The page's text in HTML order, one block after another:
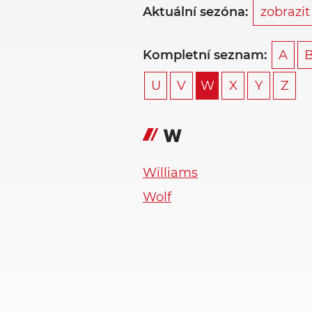
Aktuální sezóna: zobrazit
Kompletní seznam: A
U
V W X Y Z
W
Williams
Wolf